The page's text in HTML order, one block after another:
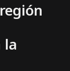
la